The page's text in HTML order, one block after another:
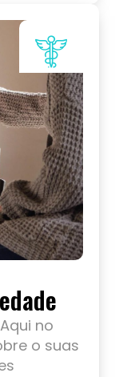
no
o suas